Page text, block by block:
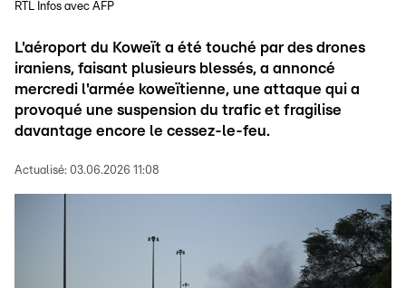
RTL Infos avec AFP
L'aéroport du Koweït a été touché par des drones
iraniens, faisant plusieurs blessés, a annoncé
mercredi l'armée koweïtienne, une attaque qui a
provoqué une suspension du trafic et fragilise
davantage encore le cessez-le-feu.
Actualisé: 03.06.2026 11:08